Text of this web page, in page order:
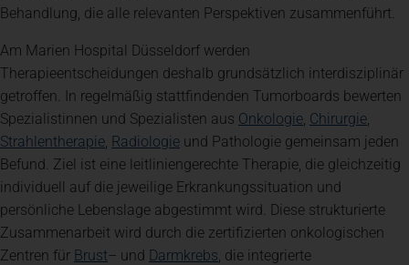
Behandlung, die alle relevanten Perspektiven zusammenführt.
Am Marien Hospital Düsseldorf werden
Therapieentscheidungen deshalb grundsätzlich interdisziplinär
getroffen. In regelmäßig stattfindenden Tumorboards bewerten
Spezialistinnen und Spezialisten aus Onkologie(öffnet in einem
Chirurgie
Strahlentherapie(öffnet in einem neuen Tab)
Radiologie(öffnet in einem neuen Tab)
und Pathologie gemeinsam jeden
Befund. Ziel ist eine leitliniengerechte Therapie, die gleichzeitig
individuell auf die jeweilige Erkrankungssituation und
persönliche Lebenslage abgestimmt wird. Diese strukturierte
Zusammenarbeit wird durch die zertifizierten onkologischen
Zentren für Brust(öffnet in einem neuen Tab)
– und Darmkrebs (öffnet in einem neuen Tab)
, die integrierte